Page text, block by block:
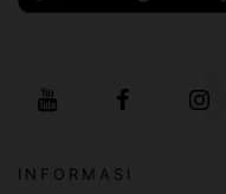
INFORMASI